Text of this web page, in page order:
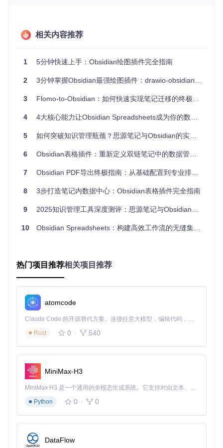
杂的电子表格，进行数据计算、条件格式化和多表管理，而无
需切换到其他应用程序。这种无缝集成的方式，大大提升了数
在项目管理中，如何清晰地跟踪任务进度和资源分配？Obsidi
an表格插件提供了强大的条件格式功能，让你可以直观地展示
任务状态。例如，你可以设置规则：当任务完成度超过80%
时，单元格自动变为绿色；当进度低于30%时，显示为红色。
这种视觉化的方式，就像智能交通灯一样，让你一眼就能掌握
项目的整体情况。
规则，包括文本颜色和单元格颜色的自定义选项。
场景二：学术研究数据整理
对于学术研究者来说，如何高效管理和分析实验数据是一个常
见难题。Obsidian表格插件的公式功能可以帮你解决这个问
计算结果，就像拥有了一个随身携带的统计助手。
图：表格中的公式计算示例，展示了如何使用MIN函数获取年
龄数据中的最小值，并显示了函数的语法提示。
场景三：个人知识体系构建
在构建个人知识体系时，如何将分散的知识点有机地联系起
来？Obsidian表格插件的多工作表功能让你可以在一个文件中
管理多个相关表格。例如，你可以为不同学科创建单独的工作
表，然后通过跨表引用功能建立知识之间的联系。这种方式不
仅让知识结构更加清晰，还能促进不同领域概念的交叉融合。
插件对比：为什么选择Obsidian表格插件？
传统Markd
own表格
外部电子表
格软件
公式
支持丰富的数学和
相关内容推荐
1 5分钟快速上手：Obsidian绘图插件完全指南
2 3分钟掌握Obsidian最强绘图插件：drawio-obsidian完全指南
3 Flomo-to-Obsidian：如何快速实现笔记迁移的终极解决方案 🚀
4 4大核心能力让Obsidian Spreadsheets成为你的数据管理中枢
5 如何突破知识管理瓶颈？思源笔记与Obsidian的实战对比指南
6 Obsidian表格插件：重新定义双链笔记中的数据管理方式
7 Obsidian PDF导出终极指南：从基础配置到专业排版实战
8 3步打造笔记内数据中心：Obsidian表格插件完全指南
9 2025知识管理工具深度测评：思源笔记与Obsidian选择指南
10 Obsidian Spreadsheets：构建高效工作流的无缝集成方案
热门项目推荐相关项目推荐
atomcode
Claude Code 的开源替代方案。连接任意大模型，编辑代码，运行命令，自动验证 — 全自动执行。用 Rust 构建，极致性能。 ｜ An open-source alternative to Claude Code. Connect any LLM, edit code, run commands, and verify changes — autonomously. Built in Rust for speed. Get Started
Rust
0 540
MiniMax-H3
MiniMax H3 是一个通用的全模态生成系统。它支持对由文本、图像、视频和音频组成的多模态上下文进行统一理解，并能生成分辨率高达 2K、时长可达 15 秒的带原生立体声音频的视频。得益于面向任务泛化的系统设计，H3 在预训练阶段就已具备广泛的多模态上下文理解与生成能力，能够出色地执行复杂的多模态指令。
Python
0 0
DataFlow